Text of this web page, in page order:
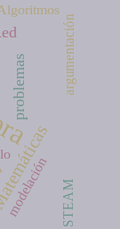
problemas
modelación
argumentación
STEAM